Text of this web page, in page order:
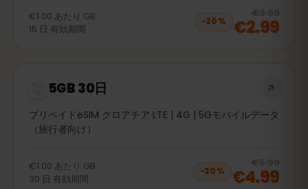
€1.00 あたり GB
15 日 有効期間
−20%
€3.99
€2.99
5GB 30日
プリペイドeSIM クロアチア LTE | 4G | 5Gモバイルデータ
（旅行者向け）
€1.00 あたり GB
30 日 有効期間
−20%
€5.99
€4.99